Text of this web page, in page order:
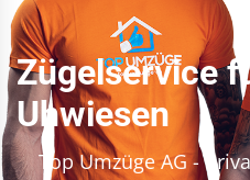
Zügelservice
Uhwiesen
Top Umzüge AG -